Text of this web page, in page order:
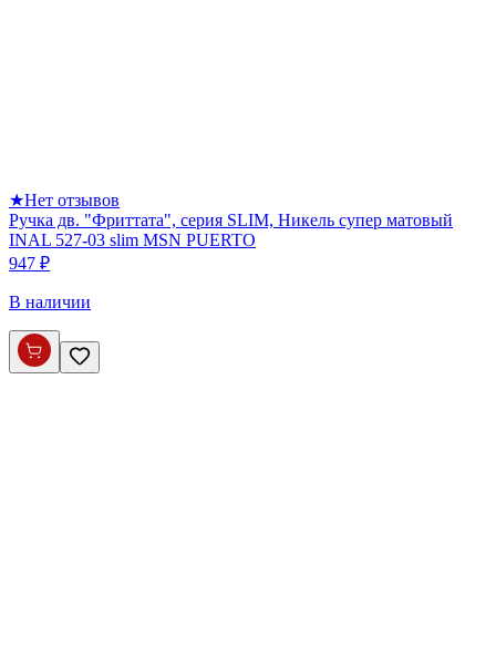
★Нет отзывов
Ручка дв. "Фриттата", серия SLIM, Никель супер матовый
INAL 527-03 slim MSN PUERTO
947 ₽
В наличии